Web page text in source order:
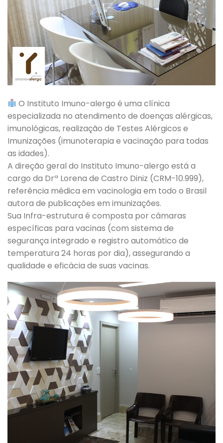
O Instituto Imuno-alergo é uma clínica
especializada no atendimento de doenças alérgicas,
imunológicas, realização de Testes Alérgicos e
Imunizações (imunoterapia e vacinação para todas
as idades).
A direção geral do Instituto Imuno-alergo está a
cargo da Drª Lorena de Castro Diniz (CRM-10.999),
referência médica em vacinologia em todo o Brasil
autora de publicações em imunizações.
Sua Infra-estrutura é composta por câmaras
específicas para vacinas (com sistema de
segurança integrado e registro automático de
temperatura 24 horas por dia), assegurando a
qualidade e eficácia de suas vacinas.